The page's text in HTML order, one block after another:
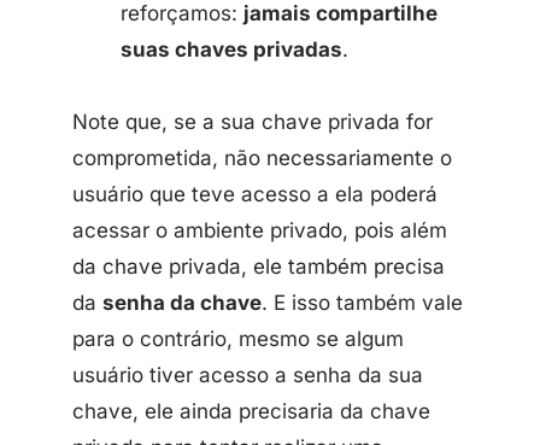
reforçamos: jamais compartilhe
suas chaves privadas.
Note que, se a sua chave privada for
comprometida, não necessariamente o
usuário que teve acesso a ela poderá
acessar o ambiente privado, pois além
da chave privada, ele também precisa
da senha da chave. E isso também vale
para o contrário, mesmo se algum
usuário tiver acesso a senha da sua
chave, ele ainda precisaria da chave